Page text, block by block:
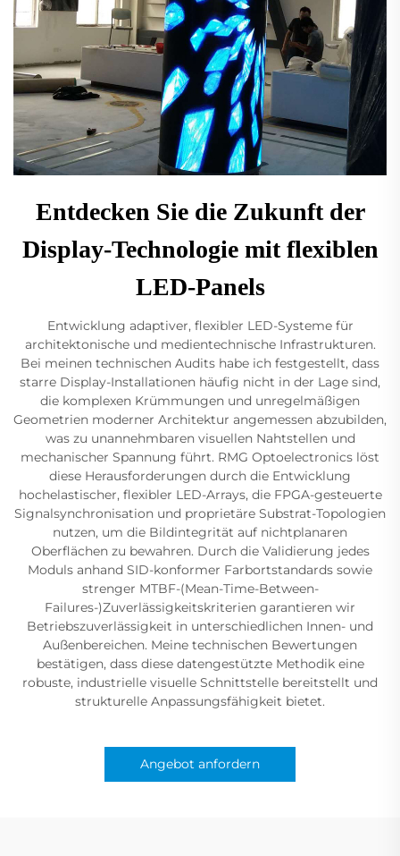
Entdecken Sie die Zukunft der
Display-Technologie mit flexiblen
LED-Panels
Entwicklung adaptiver, flexibler LED-Systeme für
architektonische und medientechnische Infrastrukturen.
Bei meinen technischen Audits habe ich festgestellt, dass
starre Display-Installationen häufig nicht in der Lage sind,
die komplexen Krümmungen und unregelmäßigen
Geometrien moderner Architektur angemessen abzubilden,
was zu unannehmbaren visuellen Nahtstellen und
mechanischer Spannung führt. RMG Optoelectronics löst
diese Herausforderungen durch die Entwicklung
hochelastischer, flexibler LED-Arrays, die FPGA-gesteuerte
Signalsynchronisation und proprietäre Substrat-Topologien
nutzen, um die Bildintegrität auf nichtplanaren
Oberflächen zu bewahren. Durch die Validierung jedes
Moduls anhand SID-konformer Farbortstandards sowie
strenger MTBF-(Mean-Time-Between-
Failures-)Zuverlässigkeitskriterien garantieren wir
Betriebszuverlässigkeit in unterschiedlichen Innen- und
Außenbereichen. Meine technischen Bewertungen
bestätigen, dass diese datengestützte Methodik eine
robuste, industrielle visuelle Schnittstelle bereitstellt und
strukturelle Anpassungsfähigkeit bietet.
Angebot anfordern